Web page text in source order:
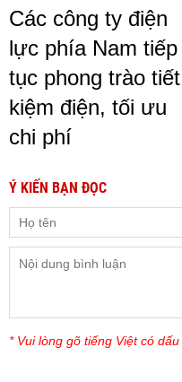
Các công ty điện
lực phía Nam tiếp
tục phong trào tiết
kiệm điện, tối ưu
chi phí
Ý KIẾN BẠN ĐỌC
* Vui lòng gõ tiếng Việt có dấu